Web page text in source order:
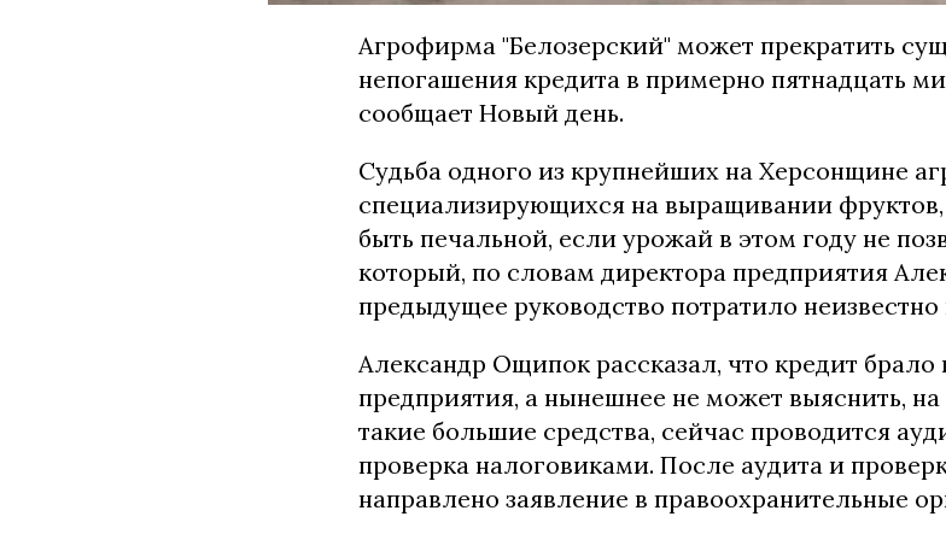
Агрофирма "Белозерский" может прекратить
непогашения кредита в примерно пятнадцать
сообщает Новый день.
Судьба одного из крупнейших на Херсонщине
специализирующихся на выращивании
быть печальной, если урожай в этом году не
который, по словам директора предприятия
предыдущее руководство потратило неизвестно
Александр Ощипок рассказал, что кредит
предприятия, а нынешнее не может выяснить,
такие большие средства, сейчас проводится
проверка налоговиками. После аудита и
направлено заявление в правоохранительные